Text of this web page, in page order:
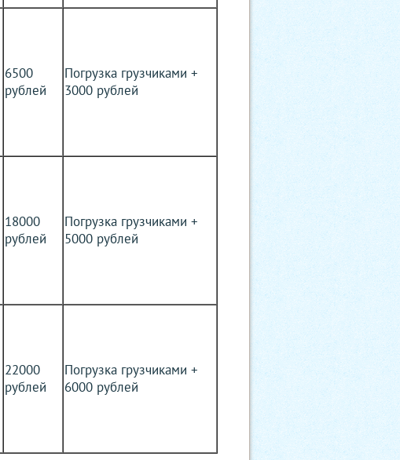
6500
рублей
Погрузка грузчиками +
3000 рублей
18000
рублей
Погрузка грузчиками +
5000 рублей
22000
рублей
Погрузка грузчиками +
6000 рублей